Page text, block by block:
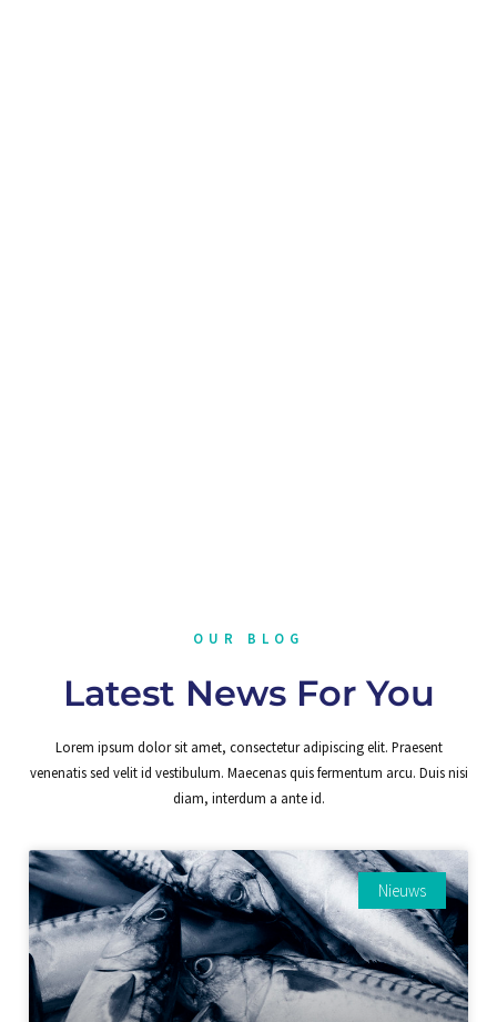
OUR BLOG
Latest News For You
Lorem ipsum dolor sit amet, consectetur adipiscing elit. Praesent
venenatis sed velit id vestibulum. Maecenas quis fermentum arcu. Duis nisi
diam, interdum a ante id.
Nieuws